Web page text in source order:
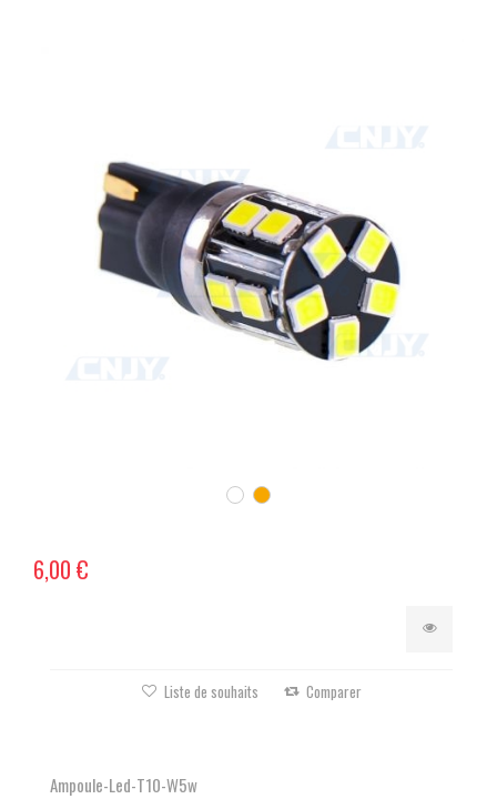
6,00 €
Liste de souhaits Comparer
Ampoule-Led-T10-W5w